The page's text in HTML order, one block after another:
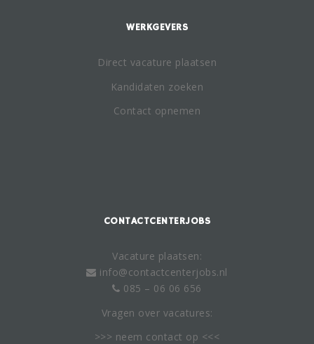
WERKGEVERS
Direct vacature plaatsen
Kandidaten zoeken
Contact opnemen
CONTACTCENTERJOBS
Vacature plaatsen:
info@contactcenterjobs.nl
085 – 06 06 656
Vragen over vacatures:
>>> neem contact op <<<